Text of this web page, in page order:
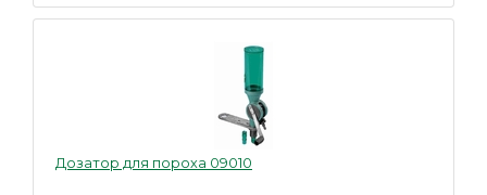
Дозатор для пороха 09010